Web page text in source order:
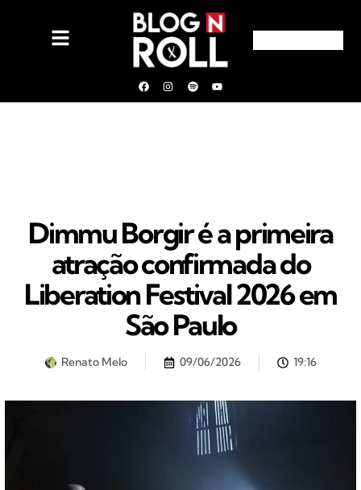
Dimmu Borgir é a primeira
atração confirmada do
Liberation Festival 2026 em
São Paulo
Renato Melo 09/06/2026 19:16